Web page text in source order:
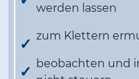
werden lassen
zum Klettern
beobachten und